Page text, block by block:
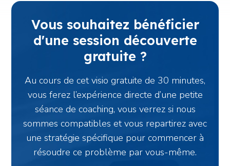
Vous souhaitez bénéficier
d'une session découverte
gratuite ?
Au cours de cet visio gratuite de 30 minutes,
vous ferez l’expérience directe d’une petite
séance de coaching, vous verrez si nous
sommes compatibles et vous repartirez avec
une stratégie spécifique pour commencer à
résoudre ce problème par vous-même.